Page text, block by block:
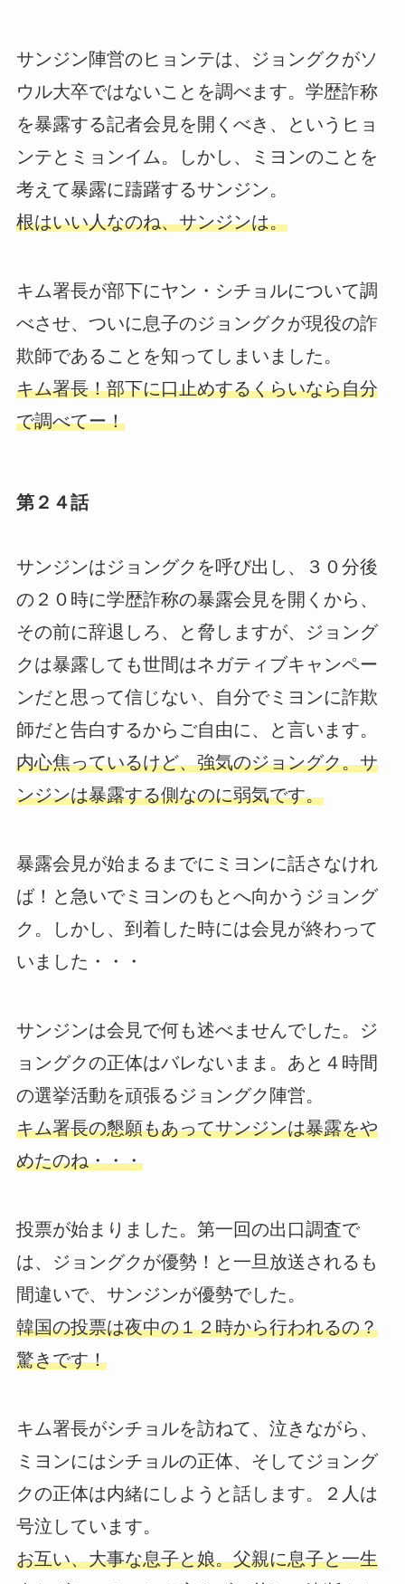
サンジン陣営のヒョンテは、ジョングクがソ
ウル大卒ではないことを調べます。学歴詐称
を暴露する記者会見を開くべき、というヒョ
ンテとミョンイム。しかし、ミヨンのことを
考えて暴露に躊躇するサンジン。
根はいい人なのね、サンジンは。
キム署長が部下にヤン・シチョルについて調
べさせ、ついに息子のジョングクが現役の詐
欺師であることを知ってしまいました。
キム署長！部下に口止めするくらいなら自分
で調べてー！
第２４話
サンジンはジョングクを呼び出し、３０分後
の２０時に学歴詐称の暴露会見を開くから、
その前に辞退しろ、と脅しますが、ジョング
クは暴露しても世間はネガティブキャンペー
ンだと思って信じない、自分でミヨンに詐欺
師だと告白するからご自由に、と言います。
内心焦っているけど、強気のジョングク。サ
ンジンは暴露する側なのに弱気です。
暴露会見が始まるまでにミヨンに話さなけれ
ば！と急いでミヨンのもとへ向かうジョング
ク。しかし、到着した時には会見が終わって
いました・・・
サンジンは会見で何も述べませんでした。ジ
ョングクの正体はバレないまま。あと４時間
の選挙活動を頑張るジョングク陣営。
キム署長の懇願もあってサンジンは暴露をや
めたのね・・・
投票が始まりました。第一回の出口調査で
は、ジョングクが優勢！と一旦放送されるも
間違いで、サンジンが優勢でした。
韓国の投票は夜中の１２時から行われるの？
驚きです！
キム署長がシチョルを訪ねて、泣きながら、
ミヨンにはシチョルの正体、そしてジョング
クの正体は内緒にしようと話します。２人は
号泣しています。
お互い、大事な息子と娘。父親に息子と一生